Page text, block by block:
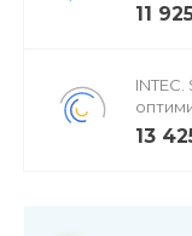
11
-
13